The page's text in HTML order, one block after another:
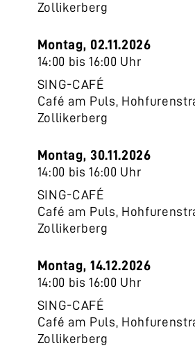
Zollikerberg
Montag, 02.11.2026
14:00 bis 16:00 Uhr
SING-CAFÉ
Café am Puls,
Zollikerberg
Montag, 30.11.2026
14:00 bis 16:00 Uhr
SING-CAFÉ
Café am Puls,
Zollikerberg
Montag, 14.12.2026
14:00 bis 16:00 Uhr
SING-CAFÉ
Café am Puls,
Zollikerberg